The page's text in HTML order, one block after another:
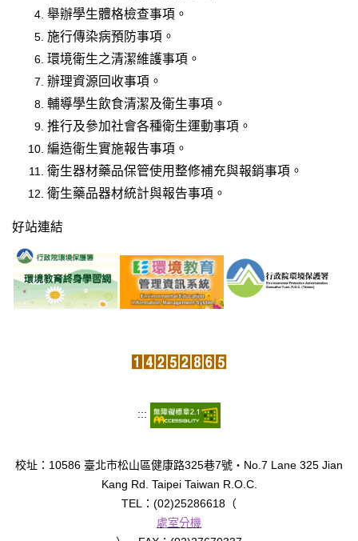
舉辦學生體格檢查事項。
施行傳染病預防事項。
環境衛生之清潔維護事項。
辦理資源回收事項。
輔導學生飲食清潔及衛生事項。
推行及參加社會各種衛生運動事項。
編造衛生實施報告事項。
衛生器材藥品保管使用整修補充與報銷事項。
衛生藥品器材統計與報告事項。
好站連結
:::
校址：10586 臺北市松山區健康路325巷7號‧No.7 Lane 325 Jian
Kang Rd. Taipei Taiwan R.O.C.
TEL：(02)25286618（
處室分機